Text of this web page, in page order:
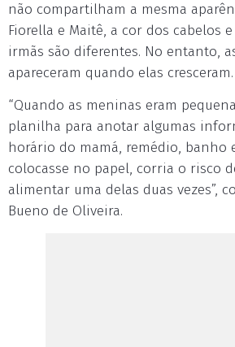
não compartilham a mesma
Fiorella e Maitê, a cor dos cabelos
irmãs são diferentes. No entanto,
apareceram quando elas cresceram.
“Quando as meninas eram
planilha para anotar algumas
horário do mamá, remédio, banho
colocasse no papel, corria o risco
alimentar uma delas duas vezes”,
Bueno de Oliveira.